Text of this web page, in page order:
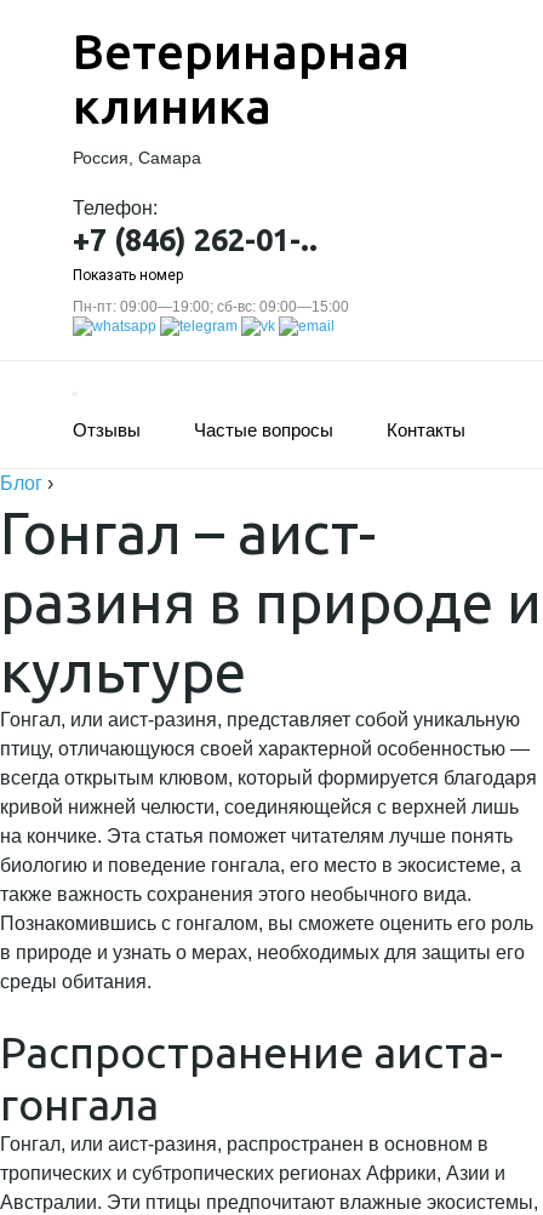
Ветеринарная
клиника
Россия, Самара
Телефон:
+7 (846) 262-01-..
Показать номер
Пн-пт: 09:00—19:00; сб-вс: 09:00—15:00
Отзывы Частые вопросы Контакты
Блог ›
Гонгал – аист-
разиня в природе и
культуре
Гонгал, или аист-разиня, представляет собой уникальную
птицу, отличающуюся своей характерной особенностью —
всегда открытым клювом, который формируется благодаря
кривой нижней челюсти, соединяющейся с верхней лишь
на кончике. Эта статья поможет читателям лучше понять
биологию и поведение гонгала, его место в экосистеме, а
также важность сохранения этого необычного вида.
Познакомившись с гонгалом, вы сможете оценить его роль
в природе и узнать о мерах, необходимых для защиты его
среды обитания.
Распространение аиста-
гонгала
Гонгал, или аист-разиня, распространен в основном в
тропических и субтропических регионах Африки, Азии и
Австралии. Эти птицы предпочитают влажные экосистемы,